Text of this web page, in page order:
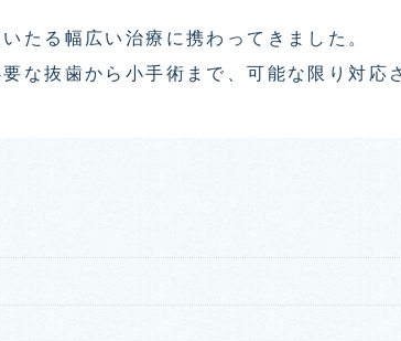
たる幅広い治療に携わってきました。
な抜歯から小手術まで、可能な限り対応